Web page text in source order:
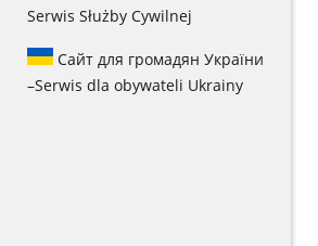
Serwis Służby Cywilnej
Сайт для громадян України
–Serwis dla obywateli Ukrainy